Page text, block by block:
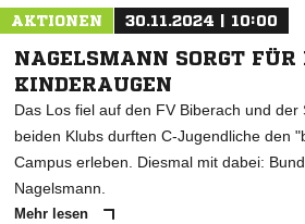
AKTIONEN 30.11.2024 | 10:00
NAGELSMANN SORGT FÜR
KINDERAUGEN
Das Los fiel auf den FV Biberach und der
beiden Klubs durften C-Jugendliche den
Campus erleben. Diesmal mit dabei:
Nagelsmann.
Mehr lesen